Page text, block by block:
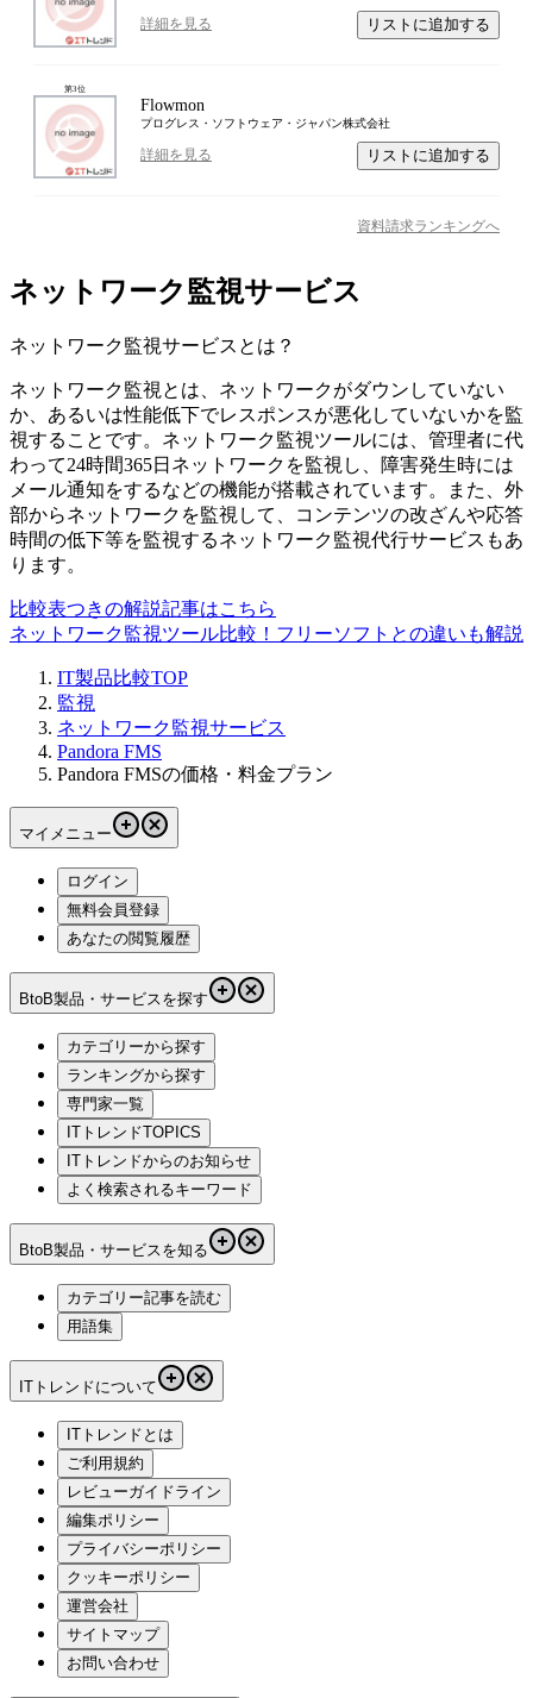
詳細を見る リストに追加する
第3位
Flowmon
プログレス・ソフトウェア・ジャパン株式会社
詳細を見る リストに追加する
資料請求ランキングへ
ネットワーク監視サービス
ネットワーク監視サービス とは？
ネットワーク監視とは、ネットワークがダウンしていない
か、あるいは性能低下でレスポンスが悪化していないかを監
視することです。ネットワーク監視ツールには、管理者に代
わって24時間365日ネットワークを監視し、障害発生時には
メール通知をするなどの機能が搭載されています。また、外
部からネットワークを監視して、コンテンツの改ざんや応答
時間の低下等を監視するネットワーク監視代行サービスもあ
ります。
比較表つきの解説記事はこちら
ネットワーク監視ツール比較！フリーソフトとの違いも解説
IT製品比較TOP
監視
ネットワーク監視サービス
Pandora FMS
Pandora FMSの価格・料金プラン
マイメニュー
ログイン
無料会員登録
あなたの閲覧履歴
BtoB製品・サービスを探す
カテゴリーから探す
ランキングから探す
専門家一覧
ITトレンドTOPICS
ITトレンドからのお知らせ
よく検索されるキーワード
BtoB製品・サービスを知る
カテゴリー記事を読む
用語集
ITトレンドについて
ITトレンドとは
ご利用規約
レビューガイドライン
編集ポリシー
プライバシーポリシー
クッキーポリシー
運営会社
サイトマップ
お問い合わせ